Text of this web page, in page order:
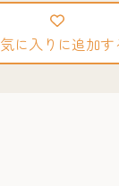
に入りに追加す